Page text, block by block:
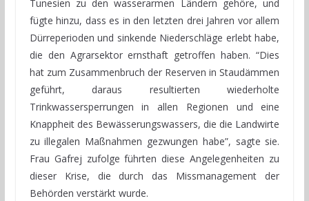
Tunesien zu den wasserarmen Ländern gehöre, und
fügte hinzu, dass es in den letzten drei Jahren vor allem
Dürreperioden und sinkende Niederschläge erlebt habe,
die den Agrarsektor ernsthaft getroffen haben. “Dies
hat zum Zusammenbruch der Reserven in Staudämmen
geführt, daraus resultierten wiederholte
Trinkwassersperrungen in allen Regionen und eine
Knappheit des Bewässerungswassers, die die Landwirte
zu illegalen Maßnahmen gezwungen habe”, sagte sie.
Frau Gafrej zufolge führten diese Angelegenheiten zu
dieser Krise, die durch das Missmanagement der
Behörden verstärkt wurde.